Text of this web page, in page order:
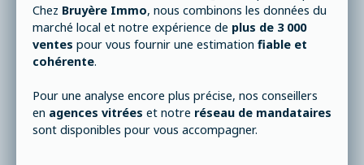
Chez Bruyère Immo, nous combinons les données du
marché local et notre expérience de plus de 3 000
ventes pour vous fournir une estimation fiable et
cohérente.
Pour une analyse encore plus précise, nos conseillers
en agences vitrées et notre réseau de mandataires
sont disponibles pour vous accompagner.